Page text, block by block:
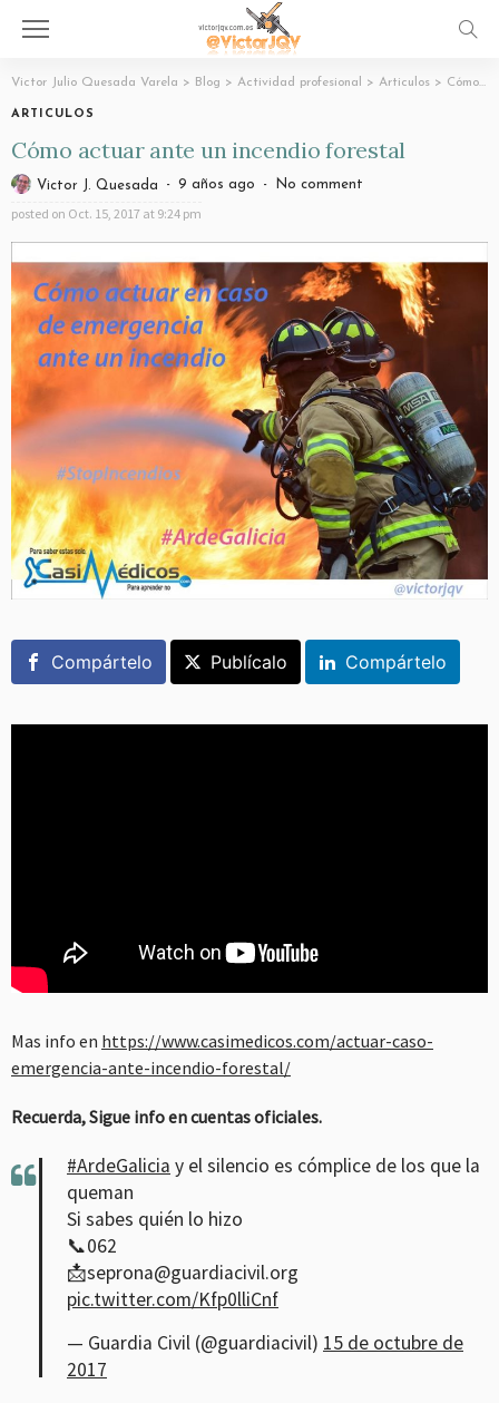
Victor Julio Quesada Varela > Blog > Actividad profesional > Articulos > Cómo actuar ante un incendio forestal
ARTICULOS
Cómo actuar ante un incendio forestal
Victor J. Quesada 9 años ago No comment
posted on Oct. 15, 2017 at 9:24 pm
Compártelo Publícalo Compártelo
Mas info en https://www.casimedicos.com/actuar-caso-
emergencia-ante-incendio-forestal/
Recuerda, Sigue info en cuentas oficiales.
#ArdeGalicia y el silencio es cómplice de los que la
queman
Si sabes quién lo hizo
📞062
📩seprona@guardiacivil.org
pic.twitter.com/Kfp0lliCnf
— Guardia Civil (@guardiacivil) 15 de octubre de
2017